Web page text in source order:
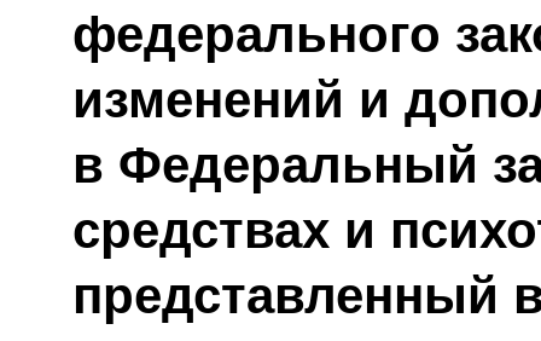
федерального
изменений и
в Федеральный
средствах и
представленный